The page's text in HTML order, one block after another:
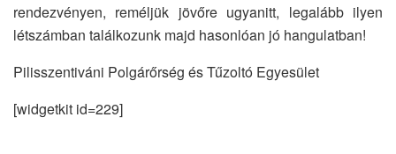
rendezvényen, reméljük jövőre ugyanitt, legalább ilyen
létszámban találkozunk majd hasonlóan jó hangulatban!
Pilisszentiváni Polgárőrség és Tűzoltó Egyesület
[widgetkit id=229]